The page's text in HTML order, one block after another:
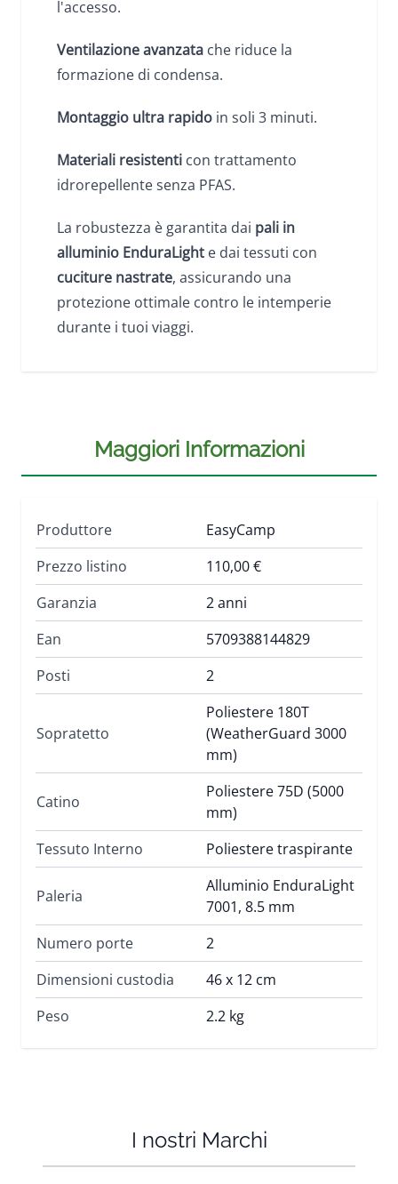
l'accesso.
Ventilazione avanzata che riduce la
formazione di condensa.
Montaggio ultra rapido in soli 3 minuti.
Materiali resistenti con trattamento
idrorepellente senza PFAS.
La robustezza è garantita dai pali in
alluminio EnduraLight e dai tessuti con
cuciture nastrate, assicurando una
protezione ottimale contro le intemperie
durante i tuoi viaggi.
Maggiori Informazioni
Produttore
EasyCamp
Prezzo listino
110,00 €
Garanzia
2 anni
Ean
5709388144829
Posti
2
Sopratetto
Poliestere 180T
(WeatherGuard 3000
mm)
Catino
Poliestere 75D (5000
mm)
Tessuto Interno
Poliestere traspirante
Paleria
Alluminio EnduraLight
7001, 8.5 mm
Numero porte
2
Dimensioni custodia
46 x 12 cm
Peso
2.2 kg
I nostri Marchi